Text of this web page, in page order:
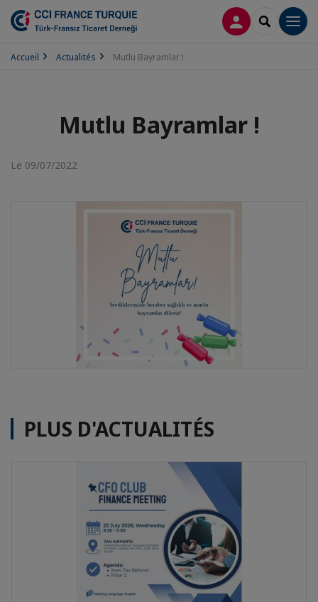
CONNEXION
Accueil Actualités Mutlu Bayramlar !
Mutlu Bayramlar !
Le 09/07/2022
PLUS D'ACTUALITÉS